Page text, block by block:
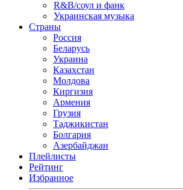
R&B/cоул и фанк
Украинская музыка
Страны
Россия
Беларусь
Украина
Казахстан
Молдова
Киргизия
Армения
Грузия
Таджикистан
Болгария
Азербайджан
Плейлисты
Рейтинг
Избранное